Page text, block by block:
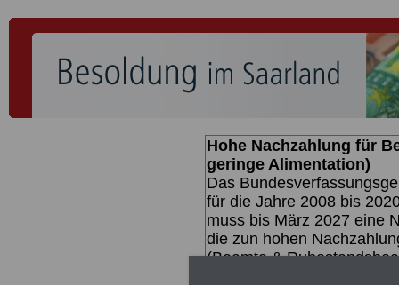
Hohe Nachzahlung für
geringe Alimentation)
Das
für die Jahre 2008 bis
muss bis März 2027 eine
die zun hohen
(Beamte &